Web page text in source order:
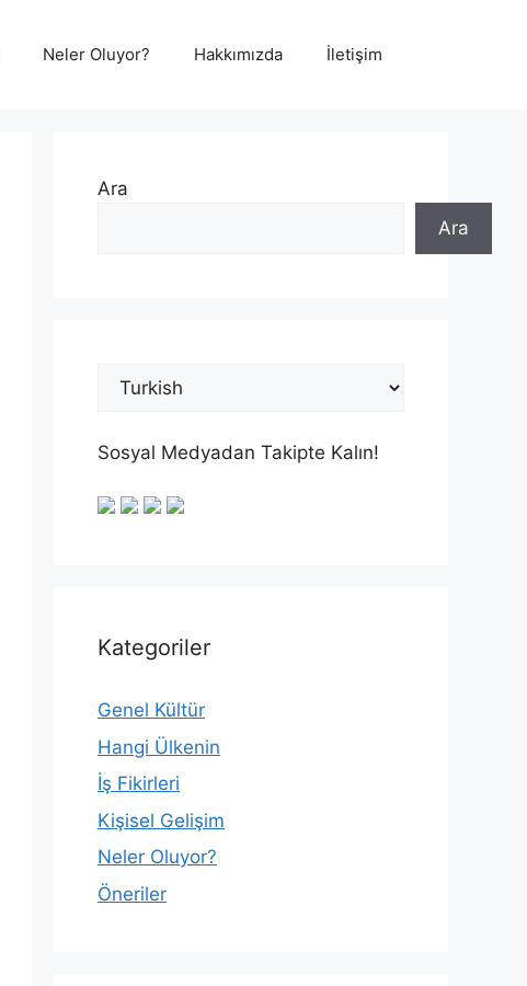
Neler Oluyor? Hakkımızda İletişim
Ara
Ara
Sosyal Medyadan Takipte Kalın!
Kategoriler
Genel Kültür
Hangi Ülkenin
İş Fikirleri
Kişisel Gelişim
Neler Oluyor?
Öneriler